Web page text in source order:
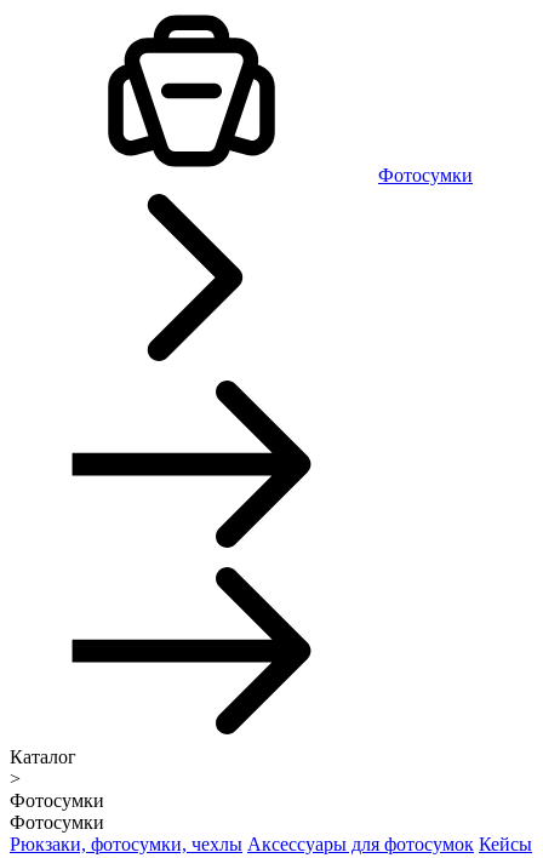
Фотосумки
Каталог
>
Фотосумки
Фотосумки
Рюкзаки, фотосумки, чехлы Аксессуары для фотосумок Кейсы